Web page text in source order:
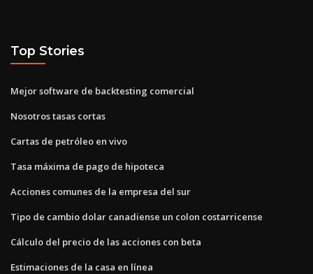
Top Stories
Mejor software de backtesting comercial
Nosotros tasas cortas
Cartas de petróleo en vivo
Tasa máxima de pago de hipoteca
Acciones comunes de la empresa del sur
Tipo de cambio dolar canadiense un colon costarricense
Cálculo del precio de las acciones con beta
Estimaciones de la casa en línea